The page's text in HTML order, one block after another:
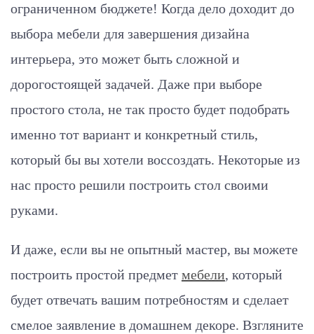
ограниченном бюджете! Когда дело доходит до
выбора мебели для завершения дизайна
интерьера, это может быть сложной и
дорогостоящей задачей. Даже при выборе
простого стола, не так просто будет подобрать
именно тот вариант и конкретный стиль,
который бы вы хотели воссоздать. Некоторые из
нас просто решили построить стол своими
руками.
И даже, если вы не опытный мастер, вы можете
построить простой предмет мебели, который
будет отвечать вашим потребностям и сделает
смелое заявление в домашнем декоре. Взгляните